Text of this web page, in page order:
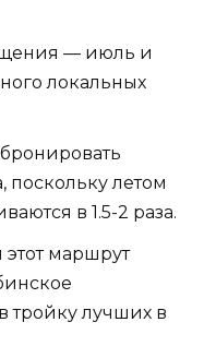
— июль и
локальных
поскольку летом
в 1.5-2 раза.
маршрут
тройку лучших в